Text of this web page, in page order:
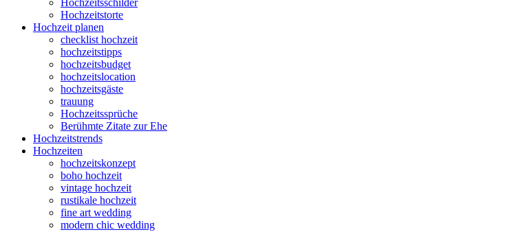
Hochzeitsschilder
Hochzeitstorte
Hochzeit planen
checklist hochzeit
hochzeitstipps
hochzeitsbudget
hochzeitslocation
hochzeitsgäste
trauung
Hochzeitssprüche
Berühmte Zitate zur Ehe
Hochzeitstrends
Hochzeiten
hochzeitskonzept
boho hochzeit
vintage hochzeit
rustikale hochzeit
fine art wedding
modern chic wedding